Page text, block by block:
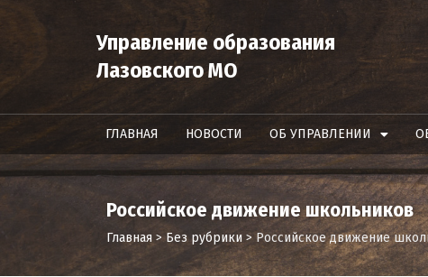
Управление образования
Лазовского МО
ГЛАВНАЯ НОВОСТИ ОБ УПРАВЛЕНИИ
Российское движение школьников
Главная >Без рубрики > Российское движение